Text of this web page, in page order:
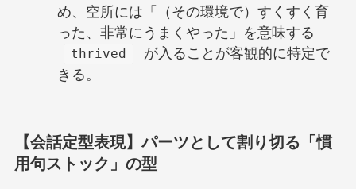
め、空所には「（その環境で）すくすく育
った、非常にうまくやった」を意味する
thrived
が入ることが客観的に特定で
きる。
【会話定型表現】パーツとして割り切る「慣
用句ストック」の型